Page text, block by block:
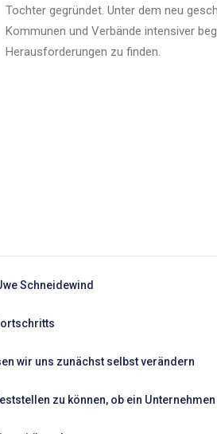
Tochter gegründet. Unter dem neu
Kommunen und Verbände intensiver
Herausforderungen zu finden.
Schneidewind
wir uns zunächst selbst verändern
zu können, ob ein